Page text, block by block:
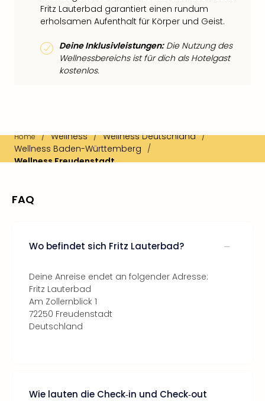
Fritz Lauterbad garantiert einen rundum
erholsamen Aufenthalt für Körper und Geist.
Deine Inklusivleistungen:Die Nutzung des
Wellnessbereichs ist für dich als Hotelgast
kostenlos.
Home / Wellness / Wellness Deutschland /
Wellness Baden-Württemberg /
Wellness Freudenstadt
FAQ
Wo befindet sich Fritz Lauterbad?
Deine Anreise endet an folgender Adresse:
Fritz Lauterbad
Am Zollernblick 1
72250 Freudenstadt
Deutschland
Wie lauten die Check‑in und Check‑out